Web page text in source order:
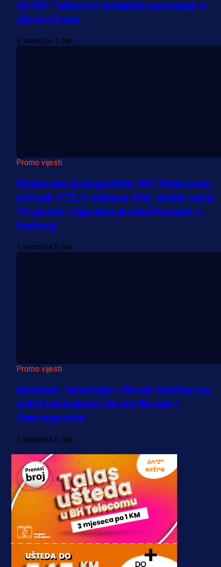
Uz BH Telecom ostanite povezani s
domovinom
1 sedmica 1 dan
Promo vijesti
Rekordno polugodište BH Telecoma:
prihodi 275,2 miliona KM, dobit veća
12 posto i najveća produktivnost u
historiji
1 sedmica 5 dan
Promo vijesti
Internet, televizija i fiksni telefon na
svim lokacijama širom Bosne i
Hercegovine
2 sedmica 5 dan